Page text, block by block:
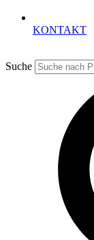
KONTAKT
Suche